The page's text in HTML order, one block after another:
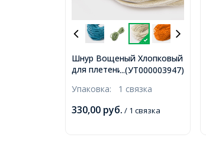
...(УТ000003947)
Шнур Вощеный Хлопковый
для плетения, Макраме и
1.5мм, около 60-65м/
Упаковка: 1 связка
330,00 руб. / 1 связка